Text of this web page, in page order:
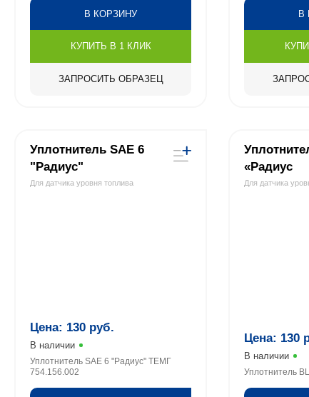
В КОРЗИНУ
КУПИТЬ В 1 КЛИК
ЗАПРОСИТЬ ОБРАЗЕЦ
В
Уплотнитель SАE 6
"Радиус"
Для датчика уровня топлива
Цена: 130 руб.
В наличии
Уплотнитель SАE 6 "Радиус" ТЕМГ
754.156.002
«Радиус
Для датчика
Цена: 130
В наличии
Уплотнитель